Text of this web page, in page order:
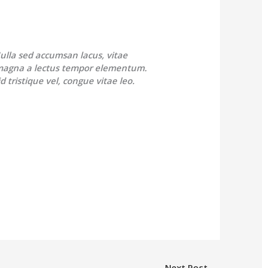
sed accumsan lacus, vitae
a lectus tempor elementum.
tristique vel, congue vitae leo.